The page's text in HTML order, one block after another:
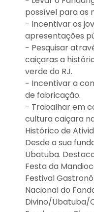
possível para as
− Incentivar os
apresentações
− Pesquisar
caiçaras a
verde do RJ.
− Incentivar a
de fabricação.
− Trabalhar em
cultura caiçara
Histórico de
Desde a sua
Ubatuba.
Festa da
Festival
Nacional do
Divino/Ubatuba/